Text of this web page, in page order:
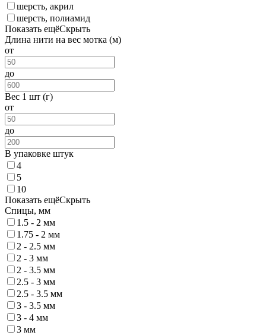
шерсть, акрил
шерсть, полиамид
Показать ещёСкрыть
Длина нити на вес мотка (м)
от
до
Вес 1 шт (г)
от
до
В упаковке штук
4
5
10
Показать ещёСкрыть
Спицы, мм
1.5 - 2 мм
1.75 - 2 мм
2 - 2.5 мм
2 - 3 мм
2 - 3.5 мм
2.5 - 3 мм
2.5 - 3.5 мм
3 - 3.5 мм
3 - 4 мм
3 мм